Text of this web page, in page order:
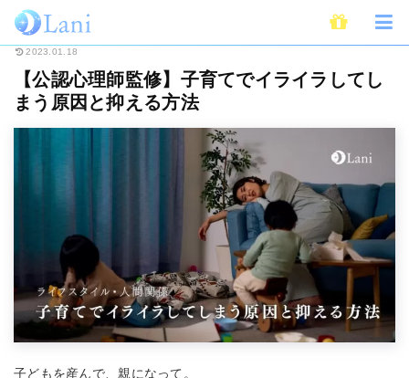
ホーム ライフスタイル 【公認心理師監修】子育てでイラ
2023.01.18
【公認心理師監修】子育てでイライラしてし
まう原因と抑える方法
子どもを産んで、親になって。